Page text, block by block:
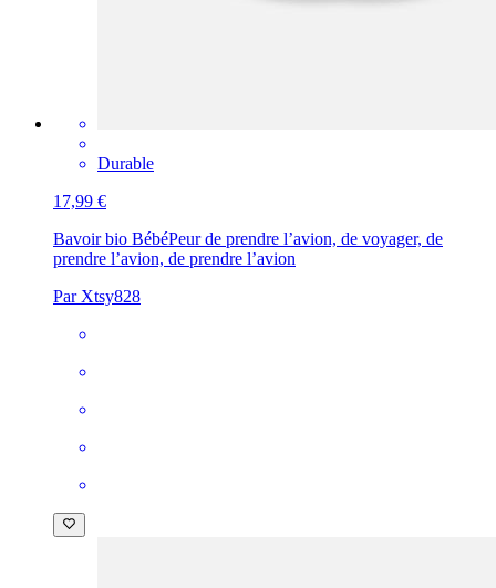
Durable
17,99 €
Bavoir bio BébéPeur de prendre l’avion, de voyager, de
prendre l’avion, de prendre l’avion
Par Xtsy828